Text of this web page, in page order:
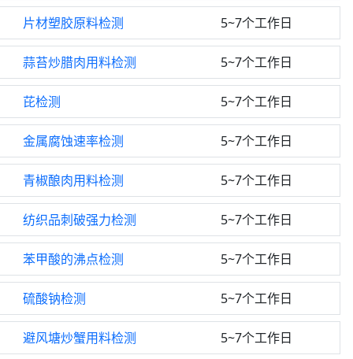
片材塑胶原料检测 5~7个工作日
蒜苔炒腊肉用料检测 5~7个工作日
芘检测 5~7个工作日
金属腐蚀速率检测 5~7个工作日
青椒酿肉用料检测 5~7个工作日
纺织品刺破强力检测 5~7个工作日
苯甲酸的沸点检测 5~7个工作日
硫酸钠检测 5~7个工作日
避风塘炒蟹用料检测 5~7个工作日